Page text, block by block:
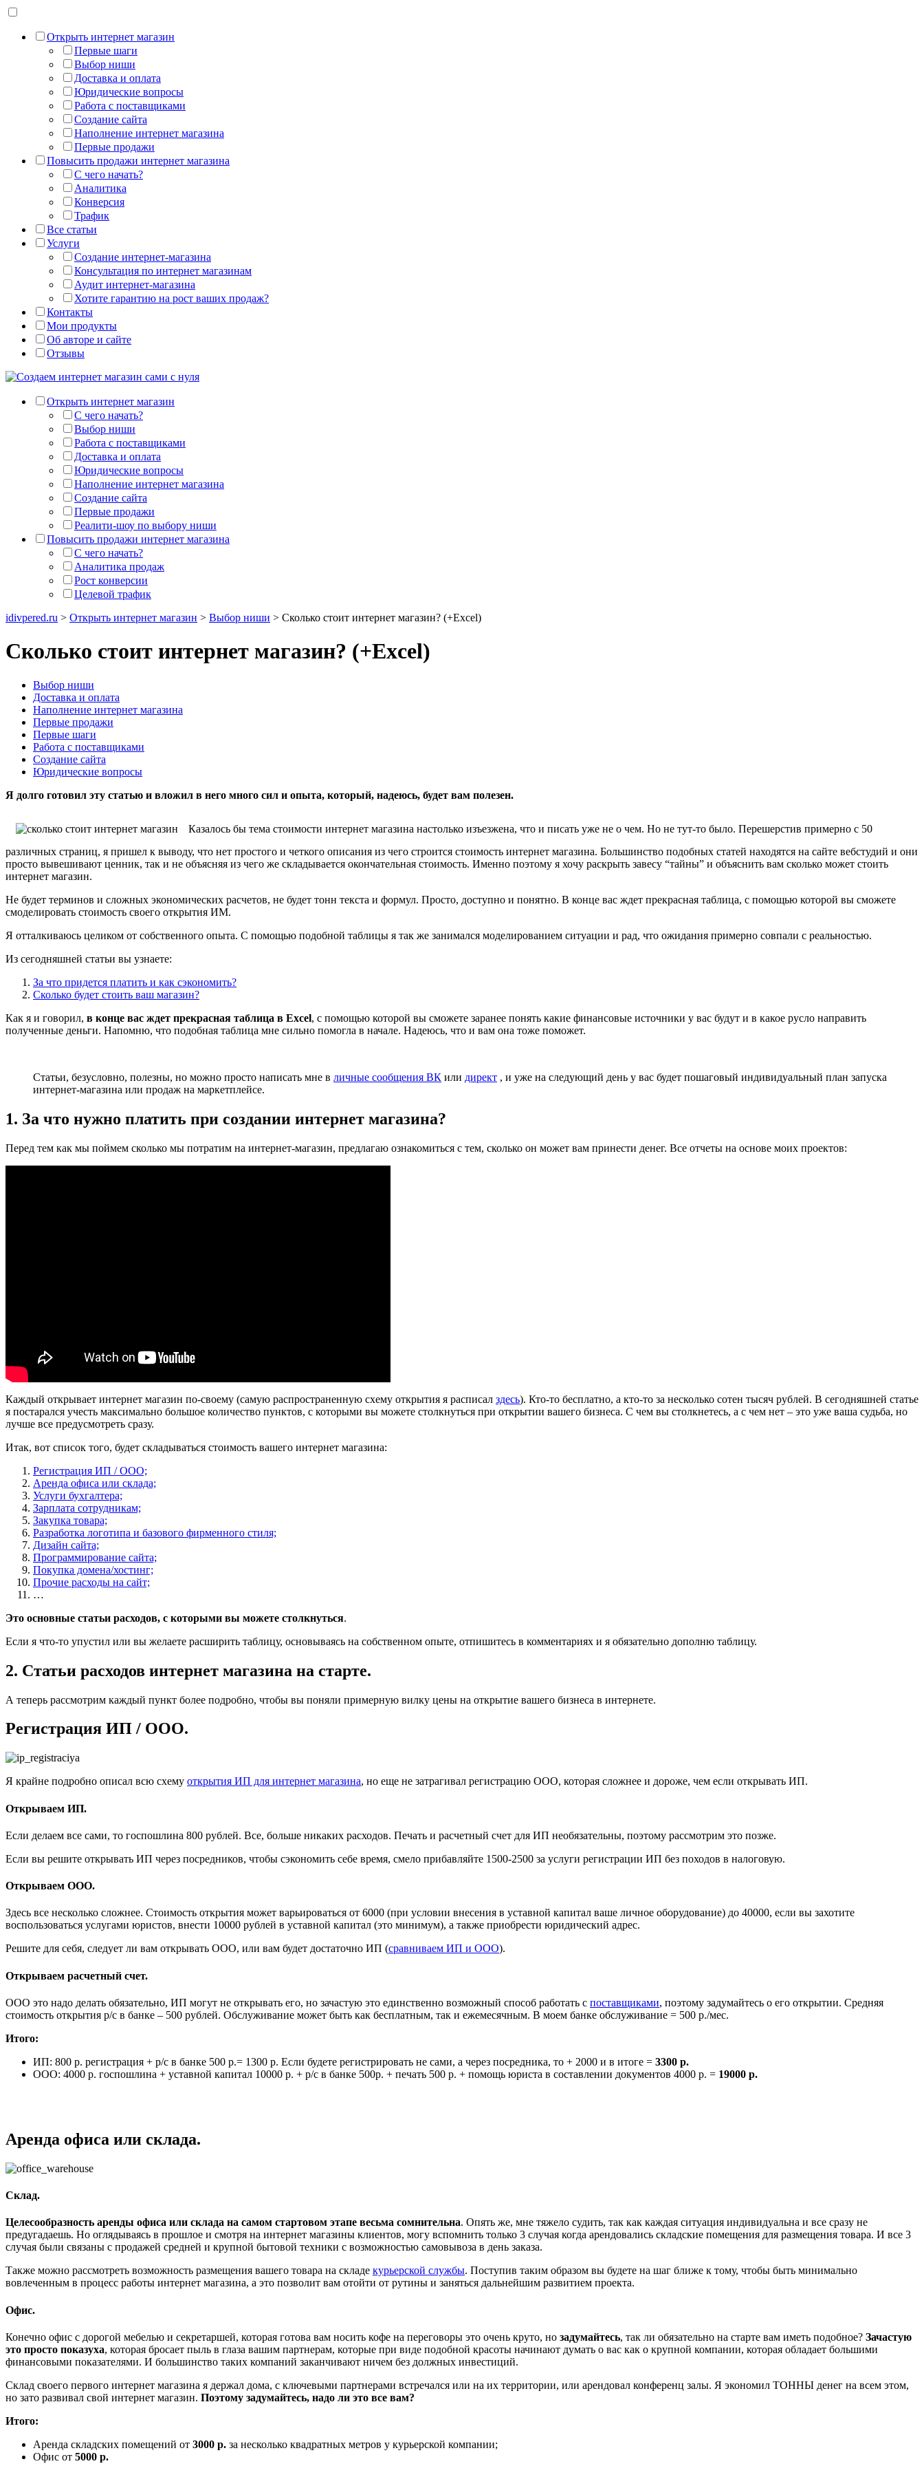
Открыть интернет магазин
Первые шаги
Выбор ниши
Доставка и оплата
Юридические вопросы
Работа с поставщиками
Создание сайта
Наполнение интернет магазина
Первые продажи
Повысить продажи интернет магазина
С чего начать?
Аналитика
Конверсия
Трафик
Все статьи
Услуги
Создание интернет-магазина
Консультация по интернет магазинам
Аудит интернет-магазина
Хотите гарантию на рост ваших продаж?
Контакты
Мои продукты
Об авторе и сайте
Отзывы
Открыть интернет магазин
С чего начать?
Выбор ниши
Работа с поставщиками
Доставка и оплата
Юридические вопросы
Наполнение интернет магазина
Создание сайта
Первые продажи
Реалити-шоу по выбору ниши
Повысить продажи интернет магазина
С чего начать?
Аналитика продаж
Рост конверсии
Целевой трафик
idivpered.ru > Открыть интернет магазин > Выбор ниши > Сколько стоит интернет магазин? (+Excel)
Сколько стоит интернет магазин? (+Excel)
Выбор ниши
Доставка и оплата
Наполнение интернет магазина
Первые продажи
Первые шаги
Работа с поставщиками
Создание сайта
Юридические вопросы
Я долго готовил эту статью и вложил в него много сил и опыта, который, надеюсь, будет вам полезен.
Казалось бы тема стоимости интернет магазина настолько изъезжена, что и писать уже не о чем. Но не тут-то было. Перешерстив примерно с 50
различных страниц, я пришел к выводу, что нет простого и четкого описания из чего строится стоимость интернет магазина. Большинство подобных статей находятся на сайте вебстудий и они
просто вывешивают ценник, так и не объясняя из чего же складывается окончательная стоимость. Именно поэтому я хочу раскрыть завесу “тайны” и объяснить вам сколько может стоить
интернет магазин.
Не будет терминов и сложных экономических расчетов, не будет тонн текста и формул. Просто, доступно и понятно. В конце вас ждет прекрасная таблица, с помощью которой вы сможете
смоделировать стоимость своего открытия ИМ.
Я отталкиваюсь целиком от собственного опыта. С помощью подобной таблицы я так же занимался моделированием ситуации и рад, что ожидания примерно совпали с реальностью.
Из сегодняшней статьи вы узнаете:
За что придется платить и как сэкономить?
Сколько будет стоить ваш магазин?
Как я и говорил, в конце вас ждет прекрасная таблица в Excel, с помощью которой вы сможете заранее понять какие финансовые источники у вас будут и в какое русло направить
полученные деньги. Напомню, что подобная таблица мне сильно помогла в начале. Надеюсь, что и вам она тоже поможет.
Статьи, безусловно, полезны, но можно просто написать мне в личные сообщения ВК или директ , и уже на следующий день у вас будет пошаговый индивидуальный план запуска
интернет-магазина или продаж на маркетплейсе.
1. За что нужно платить при создании интернет магазина?
Перед тем как мы поймем сколько мы потратим на интернет-магазин, предлагаю ознакомиться с тем, сколько он может вам принести денег. Все отчеты на основе моих проектов:
Каждый открывает интернет магазин по-своему (самую распространенную схему открытия я расписал здесь). Кто-то бесплатно, а кто-то за несколько сотен тысяч рублей. В сегодняшней статье
я постарался учесть максимально большое количество пунктов, с которыми вы можете столкнуться при открытии вашего бизнеса. С чем вы столкнетесь, а с чем нет – это уже ваша судьба, но
лучше все предусмотреть сразу.
Итак, вот список того, будет складываться стоимость вашего интернет магазина:
Регистрация ИП / ООО;
Аренда офиса или склада;
Услуги бухгалтера;
Зарплата сотрудникам;
Закупка товара;
Разработка логотипа и базового фирменного стиля;
Дизайн сайта;
Программирование сайта;
Покупка домена/хостинг;
Прочие расходы на сайт;
…
Это основные статьи расходов, с которыми вы можете столкнуться.
Если я что-то упустил или вы желаете расширить таблицу, основываясь на собственном опыте, отпишитесь в комментариях и я обязательно дополню таблицу.
2. Статьи расходов интернет магазина на старте.
А теперь рассмотрим каждый пункт более подробно, чтобы вы поняли примерную вилку цены на открытие вашего бизнеса в интернете.
Регистрация ИП / ООО.
Я крайне подробно описал всю схему открытия ИП для интернет магазина, но еще не затрагивал регистрацию ООО, которая сложнее и дороже, чем если открывать ИП.
Открываем ИП.
Если делаем все сами, то госпошлина 800 рублей. Все, больше никаких расходов. Печать и расчетный счет для ИП необязательны, поэтому рассмотрим это позже.
Если вы решите открывать ИП через посредников, чтобы сэкономить себе время, смело прибавляйте 1500-2500 за услуги регистрации ИП без походов в налоговую.
Открываем ООО.
Здесь все несколько сложнее. Стоимость открытия может варьироваться от 6000 (при условии внесения в уставной капитал ваше личное оборудование) до 40000, если вы захотите
воспользоваться услугами юристов, внести 10000 рублей в уставной капитал (это минимум), а также приобрести юридический адрес.
Решите для себя, следует ли вам открывать ООО, или вам будет достаточно ИП (сравниваем ИП и ООО).
Открываем расчетный счет.
ООО это надо делать обязательно, ИП могут не открывать его, но зачастую это единственно возможный способ работать с поставщиками, поэтому задумайтесь о его открытии. Средняя
стоимость открытия р/с в банке – 500 рублей. Обслуживание может быть как бесплатным, так и ежемесячным. В моем банке обслуживание = 500 р./мес.
Итого:
ИП: 800 р. регистрация + р/с в банке 500 р.= 1300 р. Если будете регистрировать не сами, а через посредника, то + 2000 и в итоге = 3300 р.
ООО: 4000 р. госпошлина + уставной капитал 10000 р. + р/с в банке 500р. + печать 500 р. + помощь юриста в составлении документов 4000 р. = 19000 р.
Аренда офиса или склада.
Склад.
Целесообразность аренды офиса или склада на самом стартовом этапе весьма сомнительна. Опять же, мне тяжело судить, так как каждая ситуация индивидуальна и все сразу не
предугадаешь. Но оглядываясь в прошлое и смотря на интернет магазины клиентов, могу вспомнить только 3 случая когда арендовались складские помещения для размещения товара. И все 3
случая были связаны с продажей средней и крупной бытовой техники с возможностью самовывоза в день заказа.
Также можно рассмотреть возможность размещения вашего товара на складе курьерской службы. Поступив таким образом вы будете на шаг ближе к тому, чтобы быть минимально
вовлеченным в процесс работы интернет магазина, а это позволит вам отойти от рутины и заняться дальнейшим развитием проекта.
Офис.
Конечно офис с дорогой мебелью и секретаршей, которая готова вам носить кофе на переговоры это очень круто, но задумайтесь, так ли обязательно на старте вам иметь подобное? Зачастую
это просто показуха, которая бросает пыль в глаза вашим партнерам, которые при виде подобной красоты начинают думать о вас как о крупной компании, которая обладает большими
финансовыми показателями. И большинство таких компаний заканчивают ничем без должных инвестиций.
Склад своего первого интернет магазина я держал дома, с ключевыми партнерами встречался или на их территории, или арендовал конференц залы. Я экономил ТОННЫ денег на всем этом,
но зато развивал свой интернет магазин. Поэтому задумайтесь, надо ли это все вам?
Итого:
Аренда складских помещений от 3000 р. за несколько квадратных метров у курьерской компании;
Офис от 5000 р.